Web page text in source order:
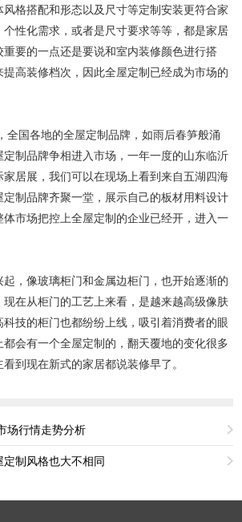
风格搭配和形态以及尺寸等定制安装更符合家
性化需求，或者是尺寸要求等等，都是家居
要的一点还是要说和室内装修颜色进行搭
高装修档次，因此全屋定制已经成为市场的
国各地的全屋定制品牌，如雨后春笋般涌
制品牌争相进入市场，一年一度的山东临沂
居展，我们可以在现场上看到来自五湖四海
制品牌齐聚一堂，展示自己的板材用料设计
市场把控上全屋定制的企业已经开，进入一
像玻璃柜门和金属边柜门，也开始逐渐的
在从柜门的工艺上来看，是越来越高级像肤
技的柜门也都纷纷上线，吸引着消费者的眼
会有一个全屋定制的，翻天覆地的变化很多
到现在新式的家居都说装修早了。
场行情走势分析
制风格也大不相同